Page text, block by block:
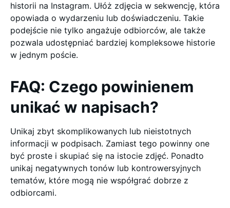
historii na Instagram. Ułóż zdjęcia w sekwencję, która
opowiada o wydarzeniu lub doświadczeniu. Takie
podejście nie tylko angażuje odbiorców, ale także
pozwala udostępniać bardziej kompleksowe historie
w jednym poście.
FAQ: Czego powinienem
unikać w napisach?
Unikaj zbyt skomplikowanych lub nieistotnych
informacji w podpisach. Zamiast tego powinny one
być proste i skupiać się na istocie zdjęć. Ponadto
unikaj negatywnych tonów lub kontrowersyjnych
tematów, które mogą nie współgrać dobrze z
odbiorcami.